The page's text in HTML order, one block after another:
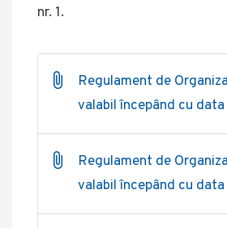
nr. 1.
Regulament de
valabil începând cu
Regulament de
valabil începând cu